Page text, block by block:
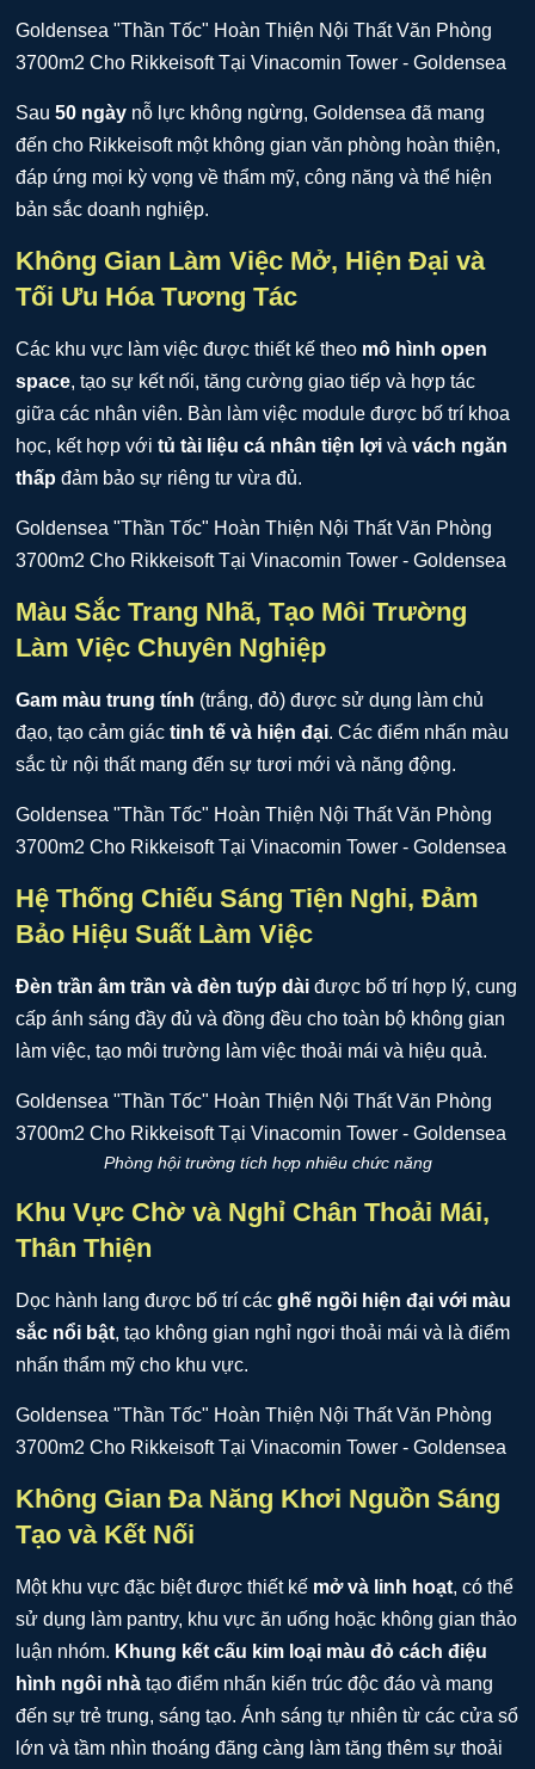
Sau 50 ngày nỗ lực không ngừng, Goldensea đã mang
đến cho Rikkeisoft một không gian văn phòng hoàn thiện,
đáp ứng mọi kỳ vọng về thẩm mỹ, công năng và thể hiện
bản sắc doanh nghiệp.
Không Gian Làm Việc Mở, Hiện Đại và
Tối Ưu Hóa Tương Tác
Các khu vực làm việc được thiết kế theo mô hình open
space, tạo sự kết nối, tăng cường giao tiếp và hợp tác
giữa các nhân viên. Bàn làm việc module được bố trí khoa
học, kết hợp vớitủ tài liệu cá nhân tiện lợi vàvách ngăn
thấp đảm bảo sự riêng tư vừa đủ.
Màu Sắc Trang Nhã, Tạo Môi Trường
Làm Việc Chuyên Nghiệp
Gam màu trung tính (trắng, đỏ) được sử dụng làm chủ
đạo, tạo cảm giáctinh tế và hiện đại. Các điểm nhấn màu
sắc từ nội thất mang đến sự tươi mới và năng động.
Hệ Thống Chiếu Sáng Tiện Nghi, Đảm
Bảo Hiệu Suất Làm Việc
Đèn trần âm trần và đèn tuýp dài được bố trí hợp lý, cung
cấp ánh sáng đầy đủ và đồng đều cho toàn bộ không gian
làm việc, tạo môi trường làm việc thoải mái và hiệu quả.
Phòng hội trường tích hợp nhiêu chức năng
Khu Vực Chờ và Nghỉ Chân Thoải Mái,
Thân Thiện
Dọc hành lang được bố trí cácghế ngồi hiện đại với màu
sắc nổi bật, tạo không gian nghỉ ngơi thoải mái và là điểm
nhấn thẩm mỹ cho khu vực.
Không Gian Đa Năng Khơi Nguồn Sáng
Tạo và Kết Nối
Một khu vực đặc biệt được thiết kế mở và linh hoạt, có thể
sử dụng làm pantry, khu vực ăn uống hoặc không gian thảo
luận nhóm. Khung kết cấu kim loại màu đỏ cách điệu
hình ngôi nhà tạo điểm nhấn kiến trúc độc đáo và mang
đến sự trẻ trung, sáng tạo. Ánh sáng tự nhiên từ các cửa sổ
lớn và tầm nhìn thoáng đãng càng làm tăng thêm sự thoải